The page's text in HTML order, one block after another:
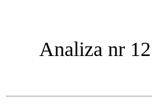
Analiza nr